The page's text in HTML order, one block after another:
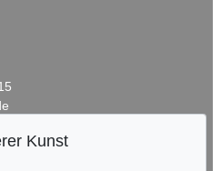
Auktion 409 - Lot 324
Kunst